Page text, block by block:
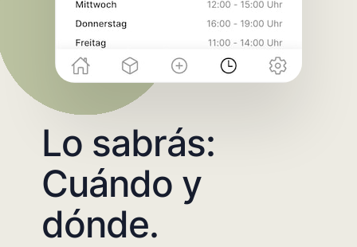
Lo sabrás:
Cuándo y
dónde.